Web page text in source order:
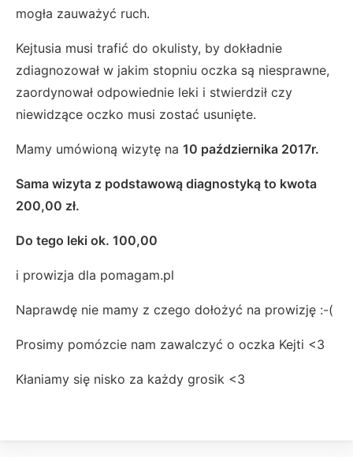
mogła zauważyć ruch.
Kejtusia musi trafić do okulisty, by dokładnie
zdiagnozował w jakim stopniu oczka są niesprawne,
zaordynował odpowiednie leki i stwierdził czy
niewidzące oczko musi zostać usunięte.
Mamy umówioną wizytę na 10 października 2017r.
Sama wizyta z podstawową diagnostyką to kwota
200,00 zł.
Do tego leki ok. 100,00
i prowizja dla pomagam.pl
Naprawdę nie mamy z czego dołożyć na prowizję :-(
Prosimy pomózcie nam zawalczyć o oczka Kejti <3
Kłaniamy się nisko za każdy grosik <3